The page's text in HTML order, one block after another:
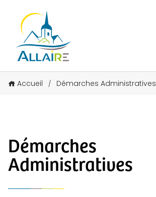
Accueil / Démarches Administratives
Démarches
Administratives